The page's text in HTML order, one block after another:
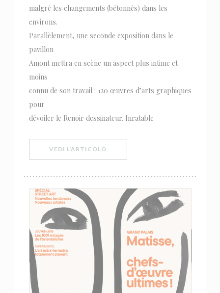
malgré les changements (bétonnés) dans les
environs.
Parallèlement, une seconde exposition dans le
pavillon
Amont mettra en scène un aspect plus intime et
moins
connu de son travail : 120 œuvres d’arts graphiques
pour
dévoiler le Renoir dessinateur. Inratable
VEDI L'ARTICOLO